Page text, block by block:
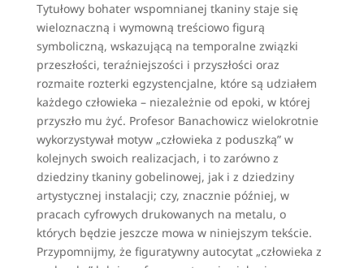
Tytułowy bohater wspomnianej tkaniny staje się
wieloznaczną i wymowną treściowo figurą
symboliczną, wskazującą na temporalne związki
przeszłości, teraźniejszości i przyszłości oraz
rozmaite rozterki egzystencjalne, które są udziałem
każdego człowieka – niezależnie od epoki, w której
przyszło mu żyć. Profesor Banachowicz wielokrotnie
wykorzystywał motyw „człowieka z poduszką” w
kolejnych swoich realizacjach, i to zarówno z
dziedziny tkaniny gobelinowej, jak i z dziedziny
artystycznej instalacji; czy, znacznie później, w
pracach cyfrowych drukowanych na metalu, o
których będzie jeszcze mowa w niniejszym tekście.
Przypomnijmy, że figuratywny autocytat „człowieka z